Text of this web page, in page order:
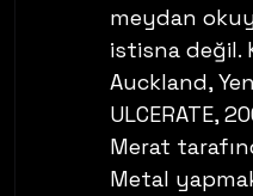
meydan
istisna değil.
Auckland,
ULCERATE,
Merat
Metal